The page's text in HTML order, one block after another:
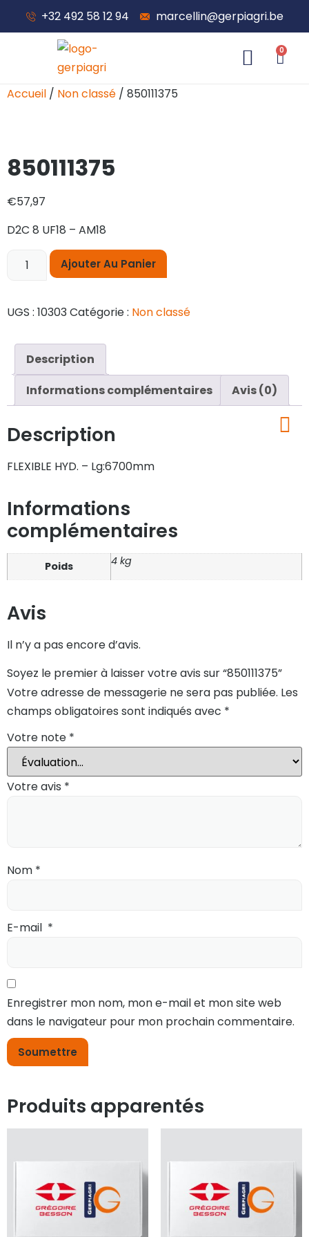
+32 492 58 12 94 marcellin@gerpiagri.be
0
Accueil / Non classé / 850111375
850111375
€57,97
D2C 8 UF18 – AM18
Ajouter Au Panier
UGS : 10303Catégorie : Non classé
Description
Informations complémentaires
Avis (0)
Description
FLEXIBLE HYD. – Lg:6700mm
Informations
complémentaires
Poids 4 kg
Avis
Il n’y a pas encore d’avis.
Soyez le premier à laisser votre avis sur “850111375”
Votre adresse de messagerie ne sera pas publiée. Les
champs obligatoires sont indiqués avec *
Votre note *
Votre avis *
Nom *
E-mail *
Enregistrer mon nom, mon e-mail et mon site web
dans le navigateur pour mon prochain commentaire.
Produits apparentés